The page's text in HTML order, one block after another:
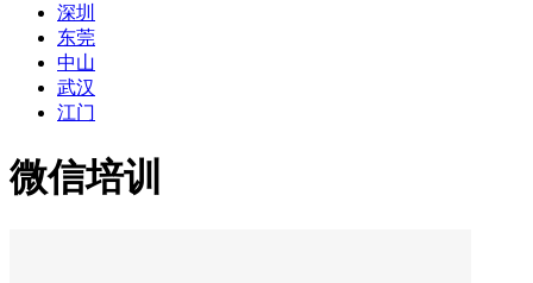
深圳
东莞
中山
武汉
江门
微信培训